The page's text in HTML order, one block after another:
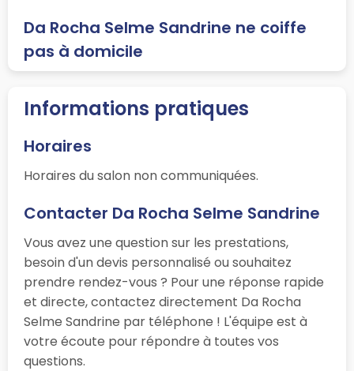
Da Rocha Selme Sandrine ne coiffe
pas à domicile
Informations pratiques
Horaires
Horaires du salon non communiquées.
Contacter Da Rocha Selme Sandrine
Vous avez une question sur les prestations,
besoin d'un devis personnalisé ou souhaitez
prendre rendez-vous ? Pour une réponse rapide
et directe, contactez directement Da Rocha
Selme Sandrine par téléphone ! L'équipe est à
votre écoute pour répondre à toutes vos
questions.